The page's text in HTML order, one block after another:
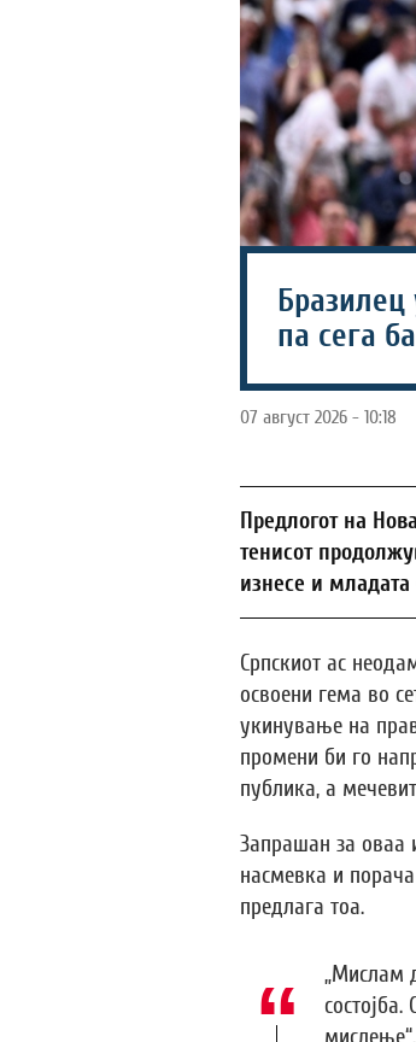
Бразилец
па сега
07 август 2026 - 10:18
Предлогот на
тенисот
изнесе и
Српскиот ас
освоени гема во
укинување на
промени би го
публика, а
Запрашан за оваа
насмевка и
предлага тоа.
„Мислам